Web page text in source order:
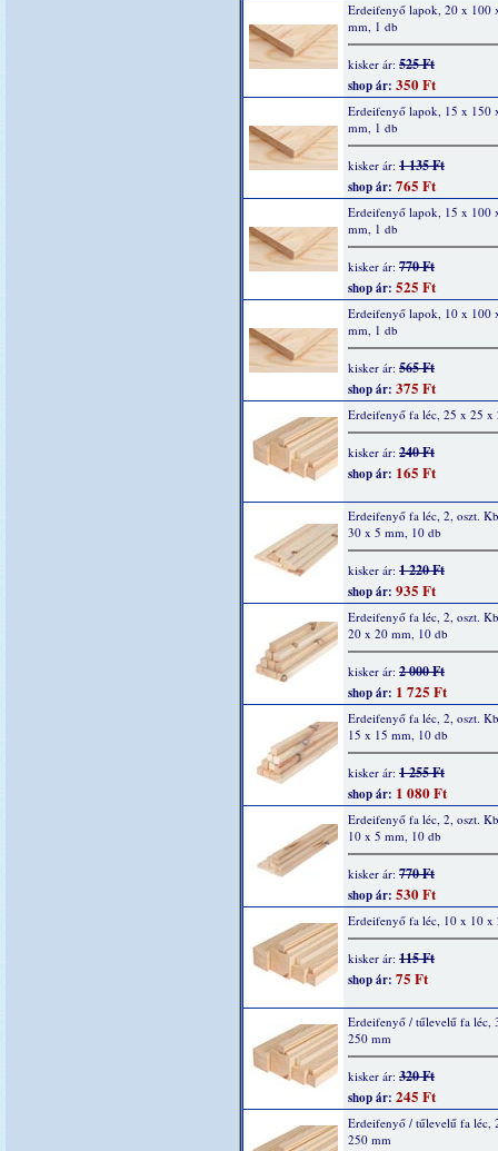
Erdeifenyő lapok, 20 x 100
mm, 1 db
kisker ár: 525 Ft
shop ár: 350 Ft
Erdeifenyő lapok, 15 x 150
mm, 1 db
kisker ár: 1 135 Ft
shop ár: 765 Ft
Erdeifenyő lapok, 15 x 100
mm, 1 db
kisker ár: 770 Ft
shop ár: 525 Ft
Erdeifenyő lapok, 10 x 100
mm, 1 db
kisker ár: 565 Ft
shop ár: 375 Ft
Erdeifenyő fa léc, 25 x 25 x
kisker ár: 240 Ft
shop ár: 165 Ft
Erdeifenyő fa léc, 2, oszt.
30 x 5 mm, 10 db
kisker ár: 1 220 Ft
shop ár: 935 Ft
Erdeifenyő fa léc, 2, oszt.
20 x 20 mm, 10 db
kisker ár: 2 000 Ft
shop ár: 1 725 Ft
Erdeifenyő fa léc, 2, oszt.
15 x 15 mm, 10 db
kisker ár: 1 255 Ft
shop ár: 1 080 Ft
Erdeifenyő fa léc, 2, oszt.
10 x 5 mm, 10 db
kisker ár: 770 Ft
shop ár: 530 Ft
Erdeifenyő fa léc, 10 x 10 x
kisker ár: 115 Ft
shop ár: 75 Ft
Erdeifenyő / tűlevelű fa léc,
250 mm
kisker ár: 320 Ft
shop ár: 245 Ft
Erdeifenyő / tűlevelű fa léc,
250 mm